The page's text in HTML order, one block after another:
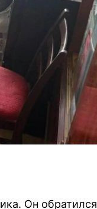
Он обратился